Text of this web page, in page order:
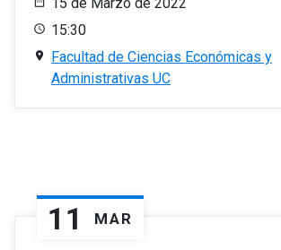
15:30
Facultad de Ciencias Económicas y
Administrativas UC
11 MAR